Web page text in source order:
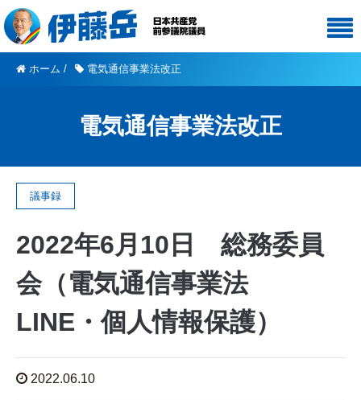
ホーム / 電気通信事業法改正
電気通信事業法改正
議事録
2022年6月10日 総務委員
会（電気通信事業法
LINE・個人情報保護）
2022.06.10